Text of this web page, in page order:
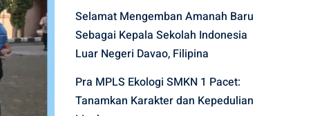
Selamat Mengemban Amanah Baru
Sebagai Kepala Sekolah Indonesia
Luar Negeri Davao, Filipina
Pra MPLS Ekologi SMKN 1 Pacet:
Tanamkan Karakter dan Kepedulian